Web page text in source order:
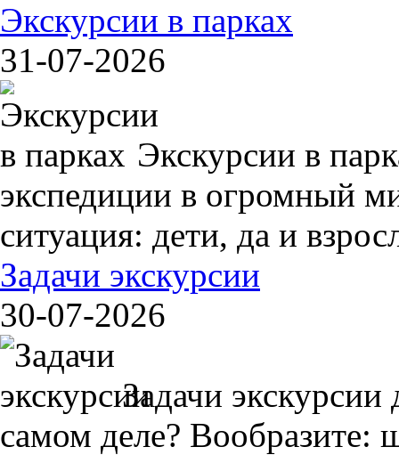
Экскурсии в парках
31-07-2026
Экскурсии в
экспедиции в огромный
ситуация: дети, да и
Задачи экскурсии
30-07-2026
Задачи
самом деле? Вообразите: